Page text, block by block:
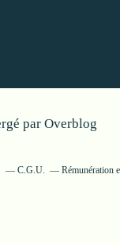
par Overblog
C.G.U. Rémunération